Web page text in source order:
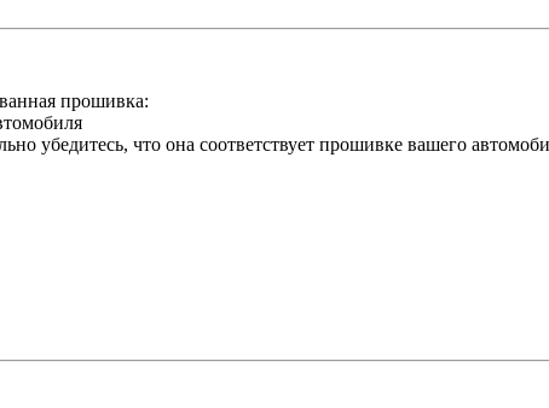
прошивка:
убедитесь, что она соответствует прошивке вашего